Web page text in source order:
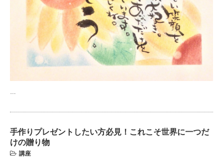
…
手作りプレゼントしたい方必見！これこそ世界に一つだ
けの贈り物
講座